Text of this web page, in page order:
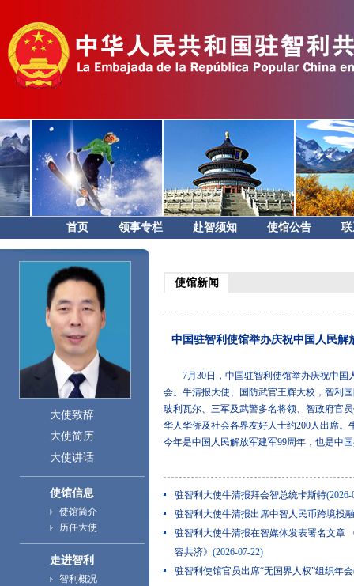
首页 领事专栏 赴智须知 使馆公告
大使致辞
大使简历
大使讲话
使馆信息
使馆简介
历任大使
走进智利
智利概况
使馆新闻
中国驻智利使馆举办庆祝中国人民解
7月30日，中国驻智利使馆举办庆祝中国
会。牛清报大使、国防武官王辉大校，智利
玻利瓦尔、三军及武警多名将领、智政府官
华人华侨及社会各界友好人士约200人出席。
今年是中国人民解放军建军99周年，也是中
驻智利大使牛清报拜会智总统卡斯特(2026-
驻智利大使牛清报出席中智人民币跨境投
驻智利大使牛清报在智媒体发表署名文章
容共济》 (2026-07-22)
驻智利使馆官员出席“无国界人权”组织年会